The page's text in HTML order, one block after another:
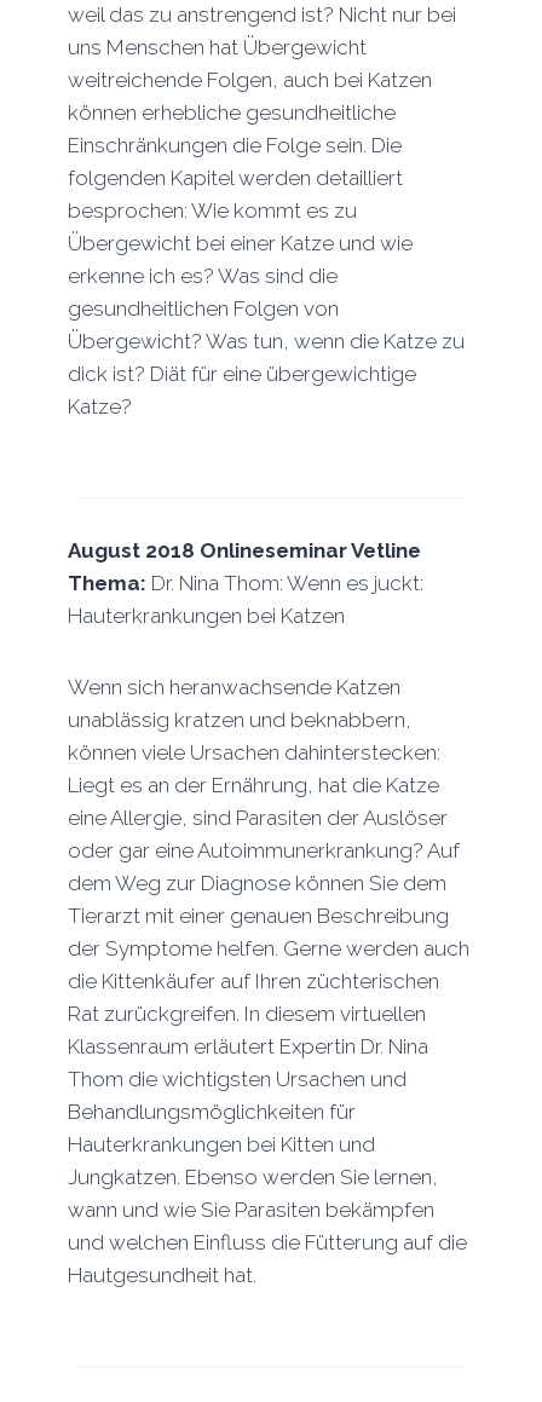
weil das zu anstrengend ist? Nicht nur bei
uns Menschen hat Übergewicht
weitreichende Folgen, auch bei Katzen
können erhebliche gesundheitliche
Einschränkungen die Folge sein. Die
folgenden Kapitel werden detailliert
besprochen: Wie kommt es zu
Übergewicht bei einer Katze und wie
erkenne ich es? Was sind die
gesundheitlichen Folgen von
Übergewicht? Was tun, wenn die Katze zu
dick ist? Diät für eine übergewichtige
Katze?
August 2018 OnlineseminarVetline
Thema: Dr. Nina Thom: Wenn es juckt:
Hauterkrankungen bei Katzen
Wenn sich heranwachsende Katzen
unablässig kratzen und beknabbern,
können viele Ursachen dahinterstecken:
Liegt es an der Ernährung, hat die Katze
eine Allergie, sind Parasiten der Auslöser
oder gar eine Autoimmunerkrankung? Auf
dem Weg zur Diagnose können Sie dem
Tierarzt mit einer genauen Beschreibung
der Symptome helfen. Gerne werden auch
die Kittenkäufer auf Ihren züchterischen
Rat zurückgreifen. In diesem virtuellen
Klassenraum erläutert Expertin Dr. Nina
Thom die wichtigsten Ursachen und
Behandlungsmöglichkeiten für
Hauterkrankungen bei Kitten und
Jungkatzen. Ebenso werden Sie lernen,
wann und wie Sie Parasiten bekämpfen
und welchen Einfluss die Fütterung auf die
Hautgesundheit hat.